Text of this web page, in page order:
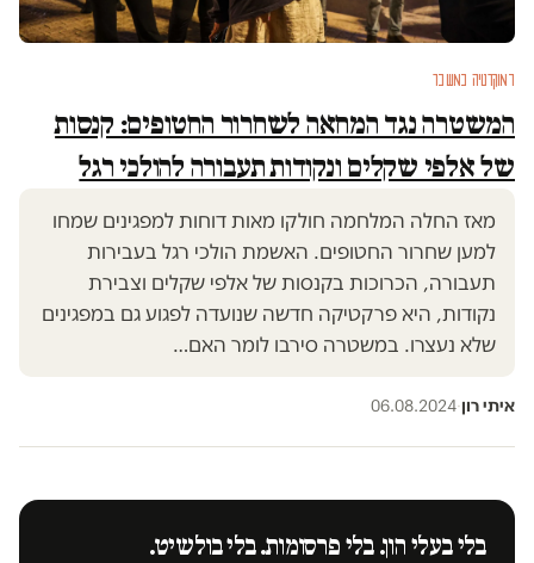
דמוקרטיה במשבר
המשטרה נגד המחאה לשחרור החטופים: קנסות
של אלפי שקלים ונקודות תעבורה להולכי רגל
מאז החלה המלחמה חולקו מאות דוחות למפגינים שמחו
למען שחרור החטופים. האשמת הולכי רגל בעבירות
תעבורה, הכרוכות בקנסות של אלפי שקלים וצבירת
נקודות, היא פרקטיקה חדשה שנועדה לפגוע גם במפגינים
שלא נעצרו. במשטרה סירבו לומר האם…
איתי רון·
06.08.2024
בלי בעלי הון. בלי פרסומות. בלי בולשיט.